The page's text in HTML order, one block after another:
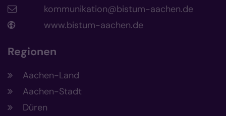
kommunikation@bistum-aachen.de
www.bistum-aachen.de
Regionen
Aachen-Land
Aachen-Stadt
Düren